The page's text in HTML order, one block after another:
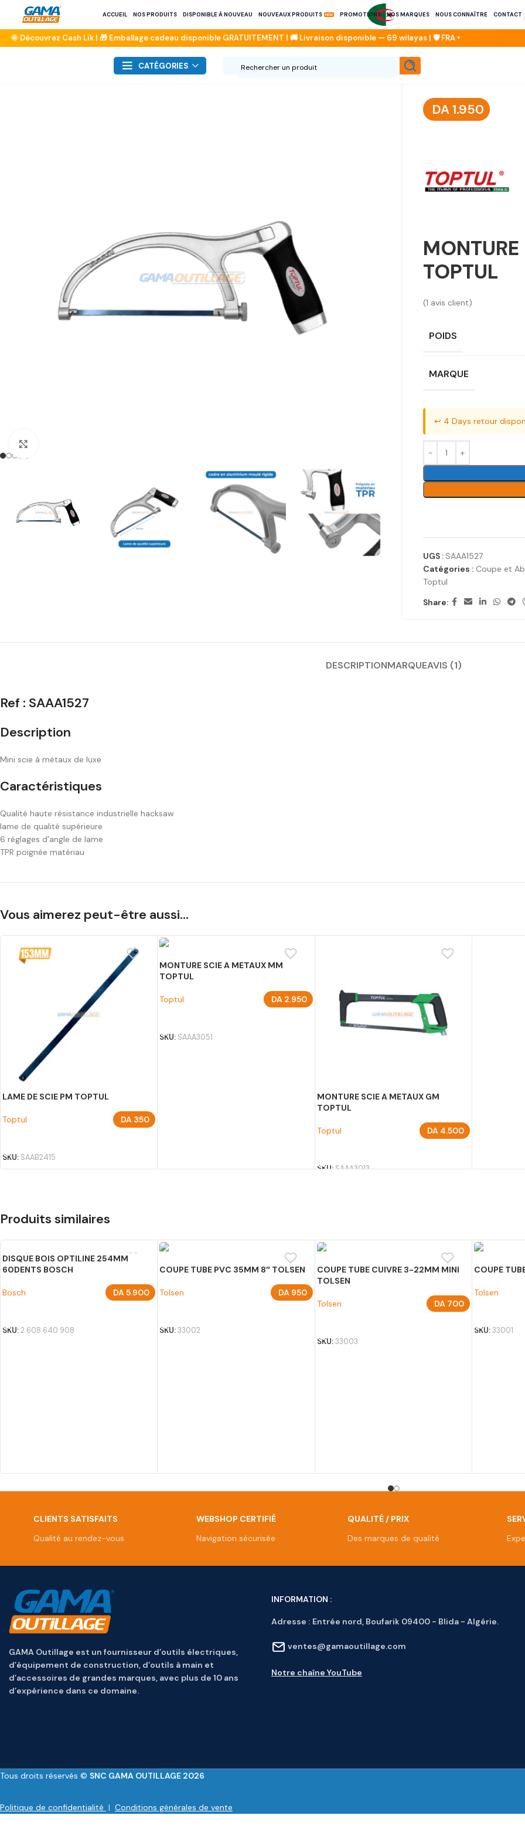
ACCUEIL NOS PRODUITS DISPONIBLE À NOUVEAU NOUVEAUX PRODUITS PROMOTIONS NOS MARQUES NOUS CONNAÎTRE CONTACT
CATÉGORIES
DA1.950
TOPTUL
(1 avis client)
POIDS
MARQUE
↩️ 4 Days retour
UGS : SAAA1527
Catégories : Coupe et
Toptul
Share:
DESCRIPTIONMARQUEAVIS (1)
Ref : SAAA1527
Description
Mini scie à métaux de luxe
Caractéristiques
Qualité haute résistance industrielle hacksaw
lame de qualité supérieure
6 réglages d’angle de lame
TPR poignée matériau
Vous aimerez peut-être aussi…
LAME DE SCIE PM TOPTUL
Toptul DA 350
SKU: SAAB2415
MONTURE SCIE A METAUX MM
TOPTUL
Toptul DA2.950
SKU: SAAA3051
MONTURE SCIE A METAUX GM
TOPTUL
Toptul DA 4.500
SKU:SAAA3013
Produits similaires
DISQUE BOIS OPTILINE 254MM
60DENTS BOSCH
Bosch DA5.900
SKU:2 608 640 908
COUPE TUBE PVC 35MM 8″ TOLSEN
Tolsen DA950
SKU:33002
COUPE TUBE CUIVRE 3-22MM MINI
TOLSEN
Tolsen DA 700
SKU:33003
COUPE
Tolsen
SKU:33001
CLIENTS SATISFAITS
Qualité au rendez-vous
WEBSHOP CERTIFIÉ
Navigation sécurisée
QUALITÉ / PRIX
Des marques de qualité
GAMA Outillage est un fournisseur d’outils électriques,
d’équipement de construction, d’outils à main et
d’accessoires de grandes marques, avec plus de 10 ans
d’expérience dans ce domaine.
INFORMATION :
Adresse : Entrée nord, Boufarik 09400 - Blida - Algérie.
ventes@gamaoutillage.com
Notre chaîne YouTube
Tous droits réservés © SNC GAMA OUTILLAGE 2026
Politique de confidentialité | Conditions générales de vente